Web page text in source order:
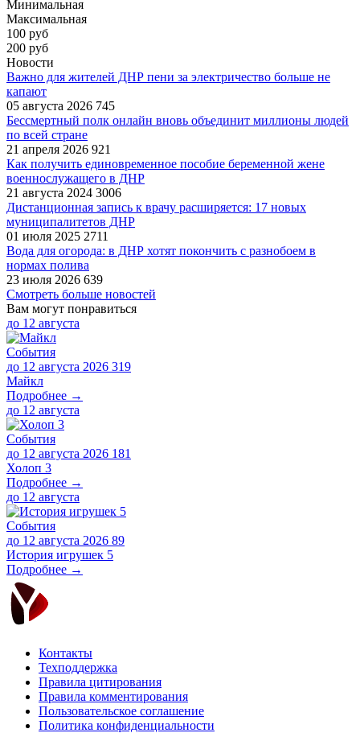
Минимальная
Максимальная
100 руб
200 руб
Новости
Важно для жителей ДНР пени за электричество больше не
капают
05 августа 2026 745
Бессмертный полк онлайн вновь объединит миллионы людей
по всей стране
21 апреля 2026 921
Как получить единовременное пособие беременной жене
военнослужащего в ДНР
21 августа 2024 3006
Дистанционная запись к врачу расширяется: 17 новых
муниципалитетов ДНР
01 июля 2025 2711
Вода для огорода: в ДНР хотят покончить с разнобоем в
нормах полива
23 июля 2026 639
Смотреть больше новостей
Вам могут понравиться
до 12 августа
События
до 12 августа 2026 319
Майкл
Подробнее →
до 12 августа
События
до 12 августа 2026 181
Холоп 3
Подробнее →
до 12 августа
События
до 12 августа 2026 89
История игрушек 5
Подробнее →
Контакты
Техподдержка
Правила цитирования
Правила комментирования
Пользовательское соглашение
Политика конфиденциальности